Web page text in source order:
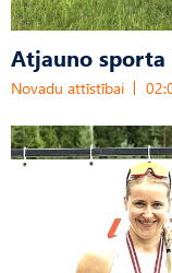
Atjauno
Novadu attīstībai